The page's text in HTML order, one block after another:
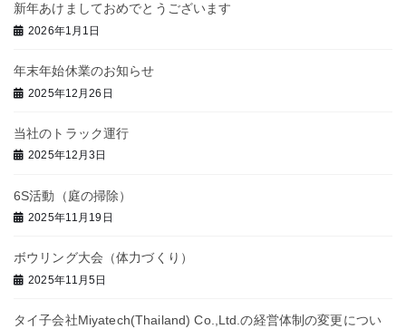
新年あけましておめでとうございます
2026年1月1日
年末年始休業のお知らせ
2025年12月26日
当社のトラック運行
2025年12月3日
6S活動（庭の掃除）
2025年11月19日
ボウリング大会（体力づくり）
2025年11月5日
タイ子会社Miyatech(Thailand) Co.,Ltd.の経営体制の変更につい